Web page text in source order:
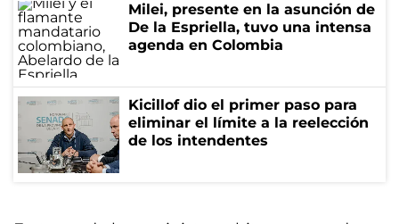
Milei, presente en la asunción de
De la Espriella, tuvo una intensa
agenda en Colombia
Kicillof dio el primer paso para
eliminar el límite a la reelección
de los intendentes